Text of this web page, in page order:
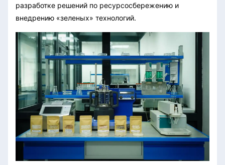
разработке решений по ресурсосбережению и
внедрению «зеленых» технологий.